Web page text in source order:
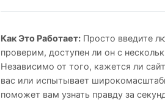
Как Это Работает: Просто введите
проверим, доступен ли он с
Независимо от того, кажется ли
вас или испытывает
поможет вам узнать правду за